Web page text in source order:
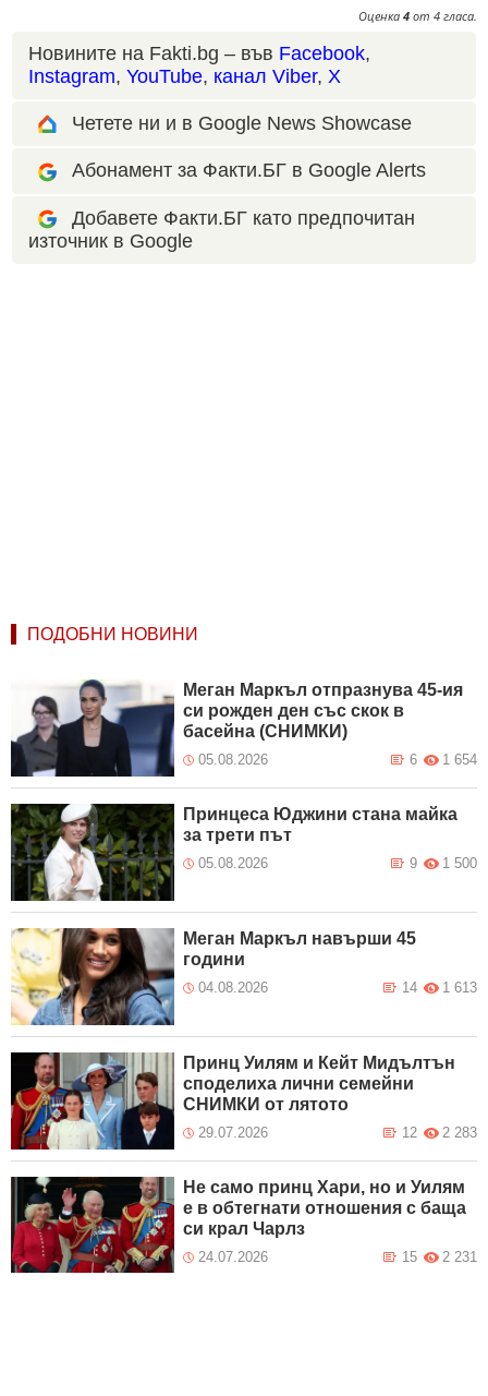
Оценка 4 от 4 гласа.
Новините на Fakti.bg – във Facebook,
Instagram, YouTube, канал Viber, X
Четете ни и в Google News Showcase
Абонамент за Факти.БГ в Google Alerts
Добавете Факти.БГ като предпочитан
източник в Google
ПОДОБНИ НОВИНИ
Меган Маркъл отпразнува 45-ия
си рожден ден със скок в
басейна (СНИМКИ)
05.08.2026 1 654
6
Принцеса Юджини стана майка
за трети път
05.08.2026 1 500
9
Меган Маркъл навърши 45
години
04.08.2026 1 613
14
Принц Уилям и Кейт Мидълтън
споделиха лични семейни
СНИМКИ от лятото
29.07.2026 2 283
12
Не само принц Хари, но и Уилям
е в обтегнати отношения с баща
си крал Чарлз
24.07.2026 2 231
15